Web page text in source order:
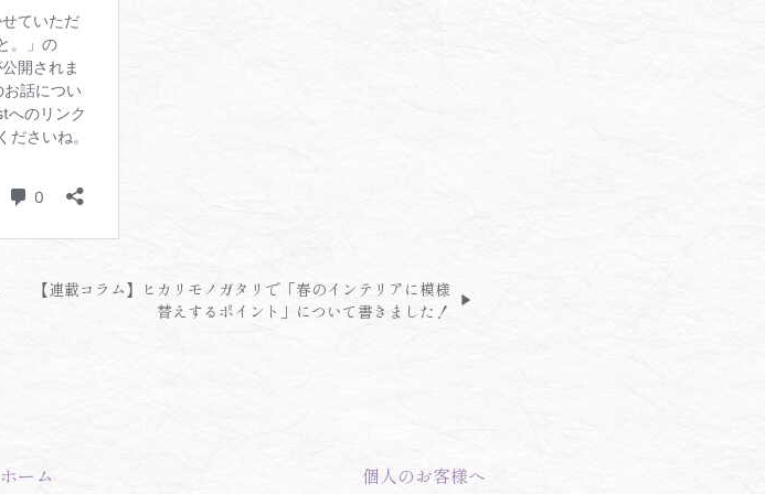
【連載コラム】ヒカリモノガタリで「春のインテリアに模様
替えするポイント」について書きました！
ホーム 個人のお客様へ